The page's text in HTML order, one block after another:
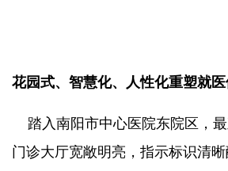
花园式、智慧化、人性化重塑就
踏入南阳市中心医院东院区，
门诊大厅宽敞明亮，指示标识清